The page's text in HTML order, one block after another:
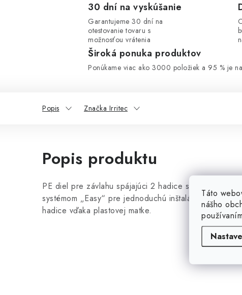
Táto
nášho
30 dní na vyskúšanie
Garantujeme 30 dní na
otestovanie tovaru s
možnosťou vrátenia
Široká ponuka produktov
Ponúkame viac ako 3000 položiek a 95 % je
Popis Značka Irritec
Popis produktu
PE diel pre závlahu spájajúci 2 hadice s priemerom
systémom „Easy“ pre jednoduchú inštaláciu závlahy
hadice vďaka plastovej matke.